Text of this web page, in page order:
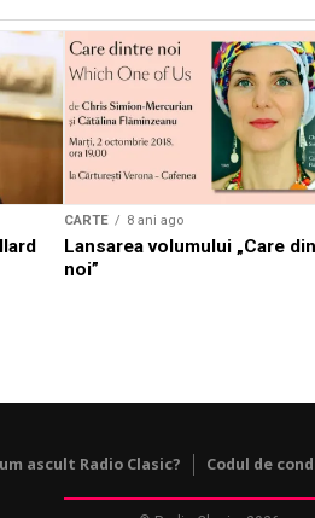
CARTE 8 ani ago
Lansarea volumului „Care
noi”
ascult Radio Clasic? Codul de